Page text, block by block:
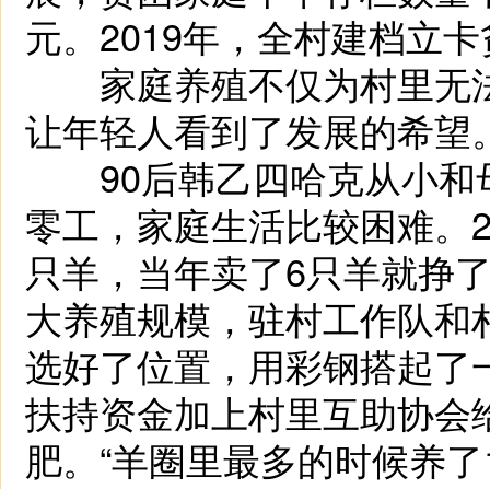
元。2019年，全村建档立
家庭养殖不仅为村里无
让年轻人看到了发展的希望
90后韩乙四哈克从小和
零工，家庭生活比较困难
只羊，当年卖了6只羊就挣
大养殖规模，驻村工作队和
选好了位置，用彩钢搭起
扶持资金加上村里互助协
肥。“羊圈里最多的时候养